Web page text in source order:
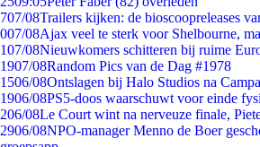
707/08Trailers kijken: de bioscoopreleases
007/08Ajax veel te sterk voor Shelbourne,
107/08Nieuwkomers schitteren bij ruime
1907/08Random Pics van de Dag #1978
1506/08Ontslagen bij Halo Studios na
1906/08PS5-doos waarschuwt voor einde
206/08Le Court wint na nerveuze finale,
2906/08NPO-manager Menno de Boer